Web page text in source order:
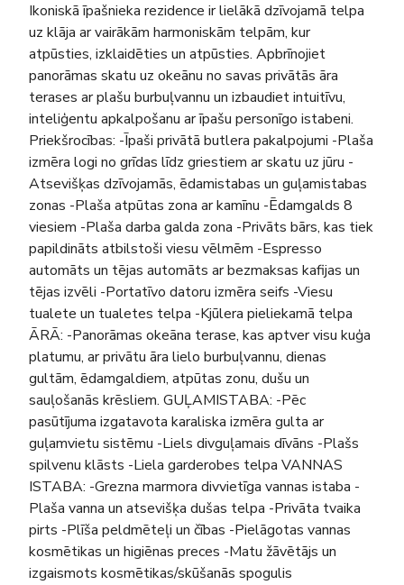
Ikoniskā īpašnieka rezidence ir lielākā dzīvojamā telpa
uz klāja ar vairākām harmoniskām telpām, kur
atpūsties, izklaidēties un atpūsties. Apbrīnojiet
panorāmas skatu uz okeānu no savas privātās āra
terases ar plašu burbuļvannu un izbaudiet intuitīvu,
inteliģentu apkalpošanu ar īpašu personīgo istabeni.
Priekšrocības: -Īpaši privātā butlera pakalpojumi -Plaša
izmēra logi no grīdas līdz griestiem ar skatu uz jūru -
Atsevišķas dzīvojamās, ēdamistabas un guļamistabas
zonas -Plaša atpūtas zona ar kamīnu -Ēdamgalds 8
viesiem -Plaša darba galda zona -Privāts bārs, kas tiek
papildināts atbilstoši viesu vēlmēm -Espresso
automāts un tējas automāts ar bezmaksas kafijas un
tējas izvēli -Portatīvo datoru izmēra seifs -Viesu
tualete un tualetes telpa -Kjūlera pieliekamā telpa
ĀRĀ: -Panorāmas okeāna terase, kas aptver visu kuģa
platumu, ar privātu āra lielo burbuļvannu, dienas
gultām, ēdamgaldiem, atpūtas zonu, dušu un
sauļošanās krēsliem. GUĻAMISTABA: -Pēc
pasūtījuma izgatavota karaliska izmēra gulta ar
guļamvietu sistēmu -Liels divguļamais dīvāns -Plašs
spilvenu klāsts -Liela garderobes telpa VANNAS
ISTABA: -Grezna marmora divvietīga vannas istaba -
Plaša vanna un atsevišķa dušas telpa -Privāta tvaika
pirts -Plīša peldmēteļi un čības -Pielāgotas vannas
kosmētikas un higiēnas preces -Matu žāvētājs un
izgaismots kosmētikas/skūšanās spogulis